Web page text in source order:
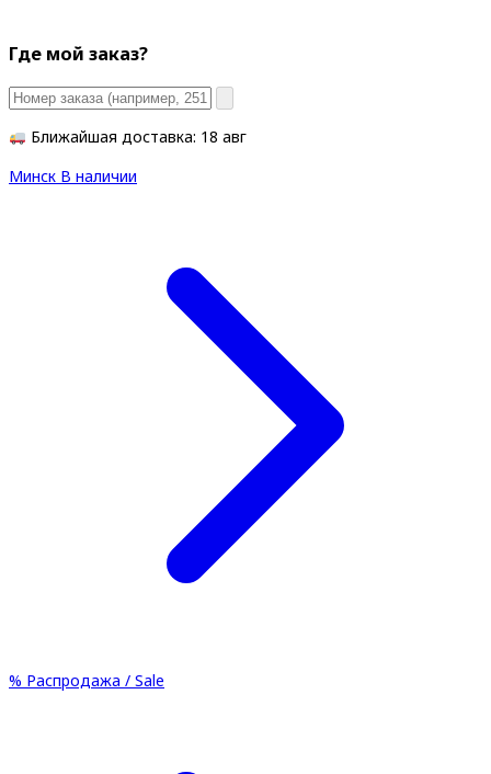
Где мой заказ?
Ближайшая доставка: 18 авг
Минск В наличии
% Распродажа / Sale